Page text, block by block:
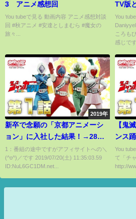
3 アニメ感想回
You tubeで見る 動画内容 アニメ感想対談
回 #秋アニメ #安達としまむら #魔女の
旅々...
TV版
話)
You
ころも
感じです
2019年
新卒で念願の「京都アニメーシ
ョン」に入社した結果！→28歳
で年収250万円→放火され爆死
[117074539]
1：番組の途中ですがアフィサイトへの＼
(^o^)／です 2019/07/20(土) 11:35:03.59
ID:NuL6GC1DM.net...
【鬼
ンス
画に
りま
ンネ
You
て「チ
http://